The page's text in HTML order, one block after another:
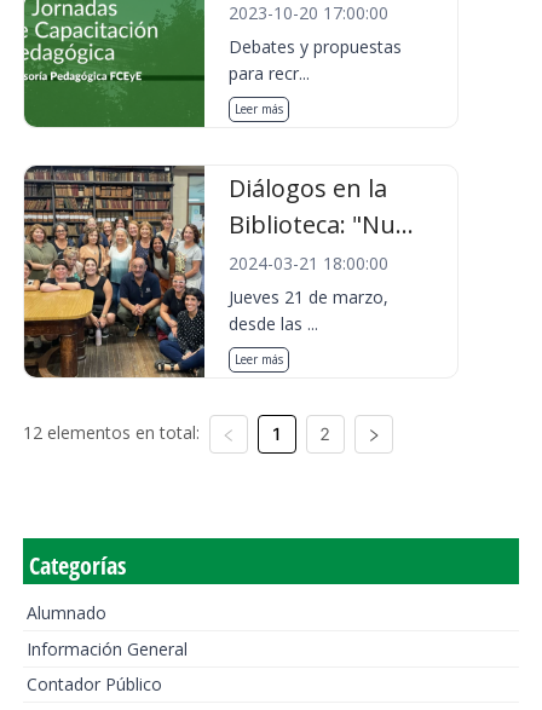
2023-10-20 17:00:00
Debates y propuestas
para recr...
Leer más
Diálogos en la
Biblioteca: "Nu...
2024-03-21 18:00:00
Jueves 21 de marzo,
desde las ...
Leer más
12 elementos en total: 1 2
Categorías
Alumnado
Información General
Contador Público